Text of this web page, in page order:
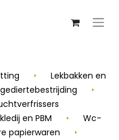
•
Lekbakken en
•
en PBM •
Wc-
papierwaren
•